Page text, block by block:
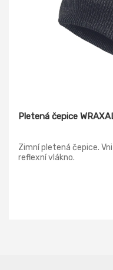
Pletená čepice
Zimní pletená čepice.
reflexní vlákno.